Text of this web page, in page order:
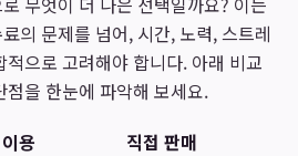
의 문제를 넘어, 시간, 노력, 스트레
으로 고려해야 합니다. 아래 비교
을 한눈에 파악해 보세요.
용
직접 판매